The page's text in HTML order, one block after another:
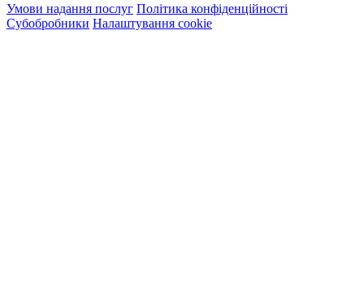
Умови надання послуг Політика конфіденційності
Субобробники Налаштування cookie